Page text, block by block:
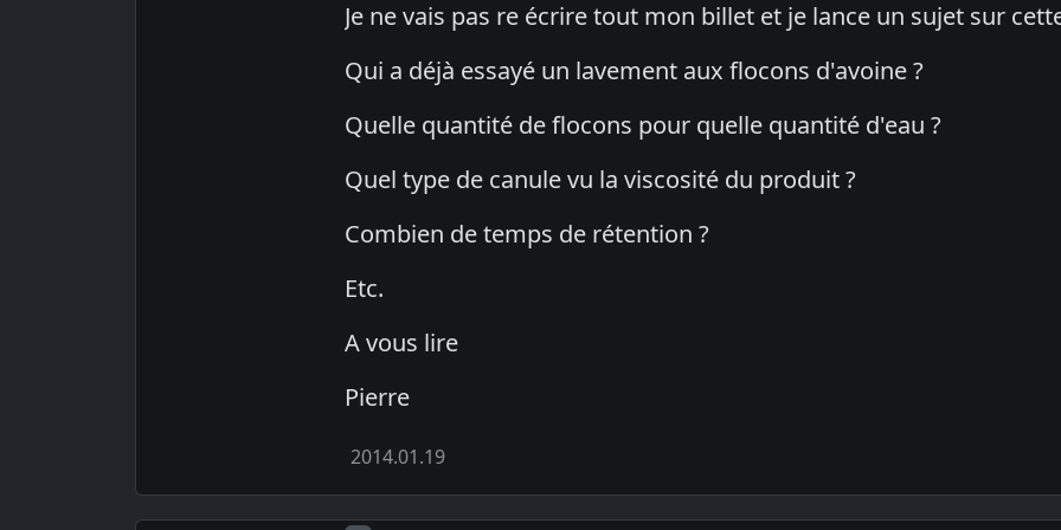
Je ne vais pas re écrire tout mon billet et je lance un sujet sur
Qui a déjà essayé un lavement aux flocons d'avoine ?
Quelle quantité de flocons pour quelle quantité d'eau ?
Quel type de canule vu la viscosité du produit ?
Combien de temps de rétention ?
Etc.
A vous lire
Pierre
2014.01.19